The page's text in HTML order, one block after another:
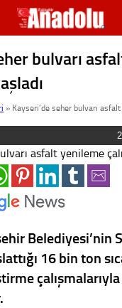
bulvarı
» Kayseri’de seher bulvarı
Belediyesi’nin
16 bin ton
çalışmalarıyla